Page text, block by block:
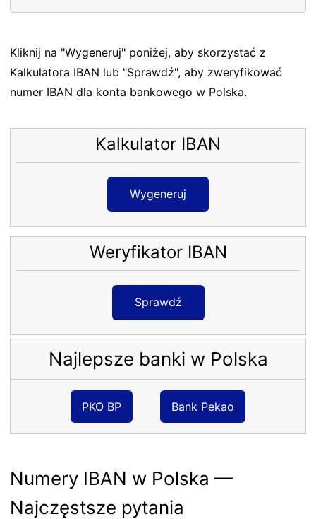
Kliknij na "Wygeneruj" poniżej, aby skorzystać z
Kalkulatora IBAN lub "Sprawdź", aby zweryfikować
numer IBAN dla konta bankowego w Polska.
Kalkulator IBAN
Wygeneruj
Weryfikator IBAN
Sprawdź
Najlepsze banki w Polska
PKO BP Bank Pekao
Numery IBAN w Polska —
Najczęstsze pytania